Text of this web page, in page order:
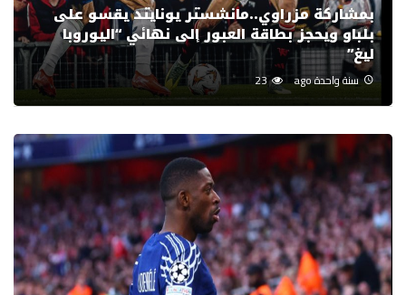
بمشاركة مزراوي..مانشستر يونايتد يقسو على
بلباو ويحجز بطاقة العبور إلى نهائي “اليوروبا
ليغ”
سنة واحدة ago 23